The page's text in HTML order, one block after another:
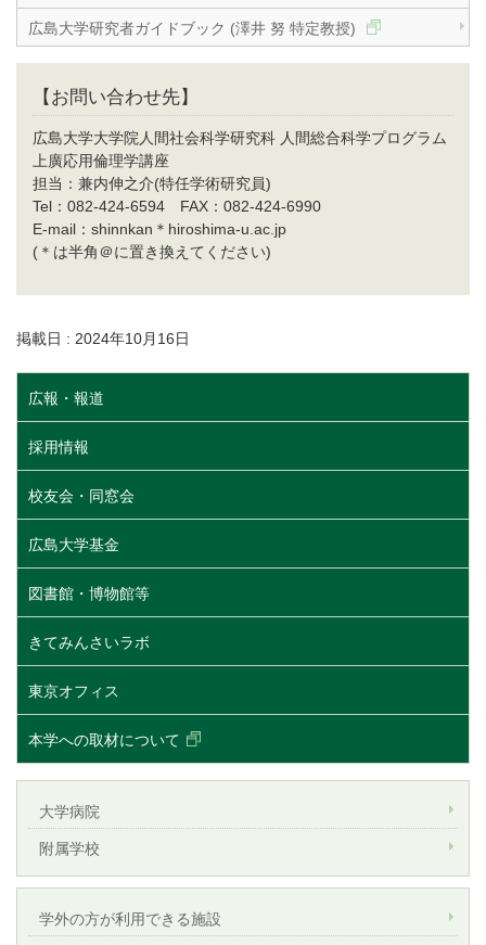
広島大学研究者ガイドブック (澤井 努 特定教授)
【お問い合わせ先】
広島大学大学院人間社会科学研究科 人間総合科学プログラム
上廣応用倫理学講座
担当：兼内伸之介(特任学術研究員)
Tel：082-424-6594 FAX：082-424-6990
E-mail：shinnkan＊hiroshima-u.ac.jp
(＊は半角＠に置き換えてください)
掲載日 : 2024年10月16日
広報・報道
採用情報
校友会・同窓会
広島大学基金
図書館・博物館等
きてみんさいラボ
東京オフィス
本学への取材について
大学病院
附属学校
学外の方が利用できる施設